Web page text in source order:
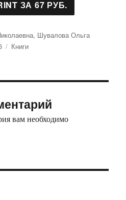
Шувалова Ольга
Рубрики
Книги
вам необходимо